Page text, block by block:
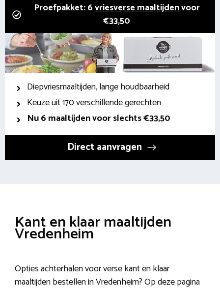
Proefpakket: 6vriesverse maaltijdenvoor
€33,50
Diepvriesmaaltijden, lange houdbaarheid
Keuze uit 170 verschillende gerechten
Nu 6 maaltijden voor slechts €33,50
Direct aanvragen
Kant en klaar maaltijden
Vredenheim
Opties achterhalen voor verse kant en klaar
maaltijden bestellen in Vredenheim? Op deze pagina